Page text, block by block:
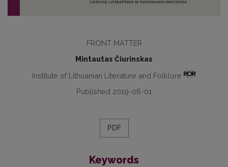
FRONT MATTER
Mintautas Čiurinskas
Institute of Lithuanian Literature and Folklore
Published 2019-06-01
PDF
Keywords